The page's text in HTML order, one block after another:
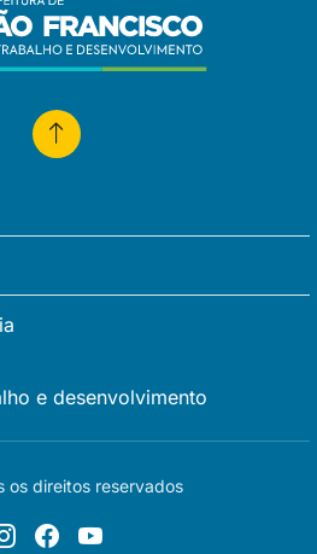
e desenvolvimento
os direitos reservados